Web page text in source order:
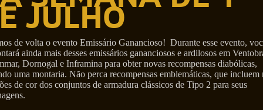
JULHO
de volta o evento Emissário Ganancioso! Durante esse evento,
ainda mais desses emissários gananciosos e ardilosos em
Dornogal e Inframina para obter novas recompensas diabólicas,
uma montaria. Não perca recompensas emblemáticas, que incluem
de cor dos conjuntos de armadura clássicos de Tipo 2 para seus